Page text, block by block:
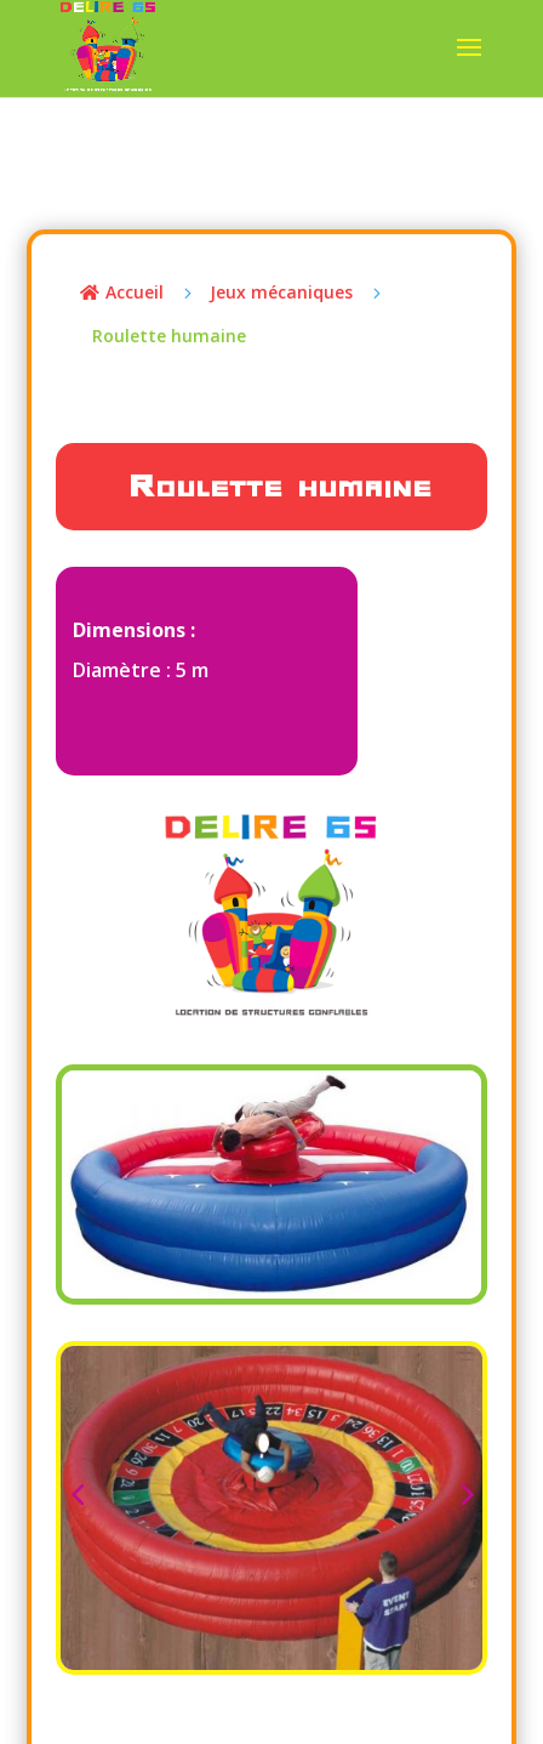
 Accueil 5 Jeux mécaniques 5
Roulette humaine
Roulette humaine
Dimensions :
Diamètre : 5 m